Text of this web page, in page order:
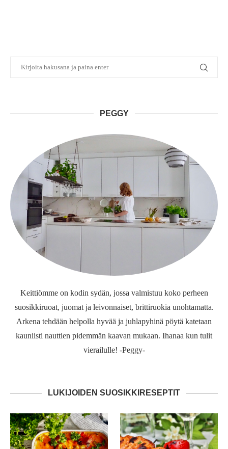
PEGGY
Keittiömme on kodin sydän, jossa valmistuu koko perheen
suosikkiruoat, juomat ja leivonnaiset, brittiruokia unohtamatta.
Arkena tehdään helpolla hyvää ja juhlapyhinä pöytä katetaan
kauniisti nauttien pidemmän kaavan mukaan. Ihanaa kun tulit
vierailulle! -Peggy-
LUKIJOIDEN SUOSIKKIRESEPTIT